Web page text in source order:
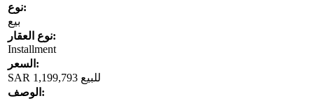
نوع:
بيع
نوع العقار:
Installment
السعر:
SAR 1,199,793 للبيع
الوصف: